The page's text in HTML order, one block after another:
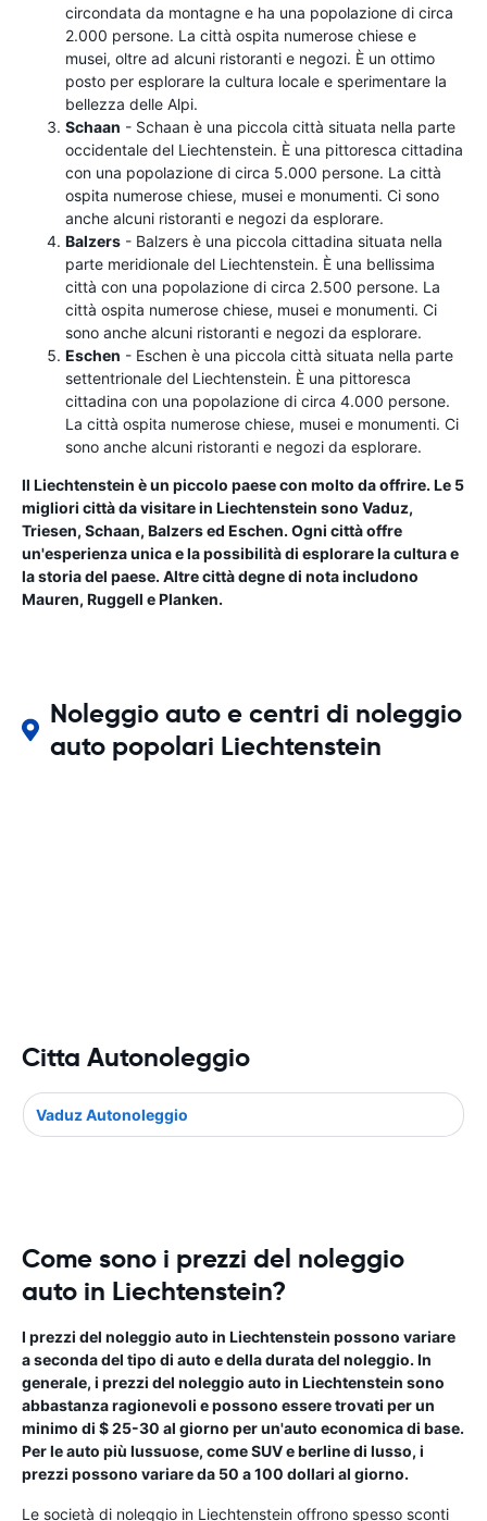
circondata da montagne e ha una popolazione di circa
2.000 persone. La città ospita numerose chiese e
musei, oltre ad alcuni ristoranti e negozi. È un ottimo
posto per esplorare la cultura locale e sperimentare la
bellezza delle Alpi.
Schaan - Schaan è una piccola città situata nella parte
occidentale del Liechtenstein. È una pittoresca cittadina
con una popolazione di circa 5.000 persone. La città
ospita numerose chiese, musei e monumenti. Ci sono
anche alcuni ristoranti e negozi da esplorare.
Balzers - Balzers è una piccola cittadina situata nella
parte meridionale del Liechtenstein. È una bellissima
città con una popolazione di circa 2.500 persone. La
città ospita numerose chiese, musei e monumenti. Ci
sono anche alcuni ristoranti e negozi da esplorare.
Eschen - Eschen è una piccola città situata nella parte
settentrionale del Liechtenstein. È una pittoresca
cittadina con una popolazione di circa 4.000 persone.
La città ospita numerose chiese, musei e monumenti. Ci
sono anche alcuni ristoranti e negozi da esplorare.
Il Liechtenstein è un piccolo paese con molto da offrire. Le 5
migliori città da visitare in Liechtenstein sono Vaduz,
Triesen, Schaan, Balzers ed Eschen. Ogni città offre
un'esperienza unica e la possibilità di esplorare la cultura e
la storia del paese. Altre città degne di nota includono
Mauren, Ruggell e Planken.
Noleggio auto e centri di noleggio
auto popolari Liechtenstein
Citta Autonoleggio
Vaduz Autonoleggio
Come sono i prezzi del noleggio
auto in Liechtenstein?
I prezzi del noleggio auto in Liechtenstein possono variare
a seconda del tipo di auto e della durata del noleggio. In
generale, i prezzi del noleggio auto in Liechtenstein sono
abbastanza ragionevoli e possono essere trovati per un
minimo di $ 25-30 al giorno per un'auto economica di base.
Per le auto più lussuose, come SUV e berline di lusso, i
prezzi possono variare da 50 a 100 dollari al giorno.
Le società di noleggio in Liechtenstein offrono spesso sconti